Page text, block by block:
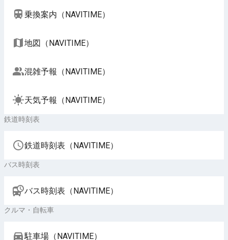
乗換案内（NAVITIME）
地図（NAVITIME）
混雑予報（NAVITIME）
天気予報（NAVITIME）
鉄道時刻表
鉄道時刻表（NAVITIME）
バス時刻表
バス時刻表（NAVITIME）
クルマ・自転車
駐車場（NAVITIME）